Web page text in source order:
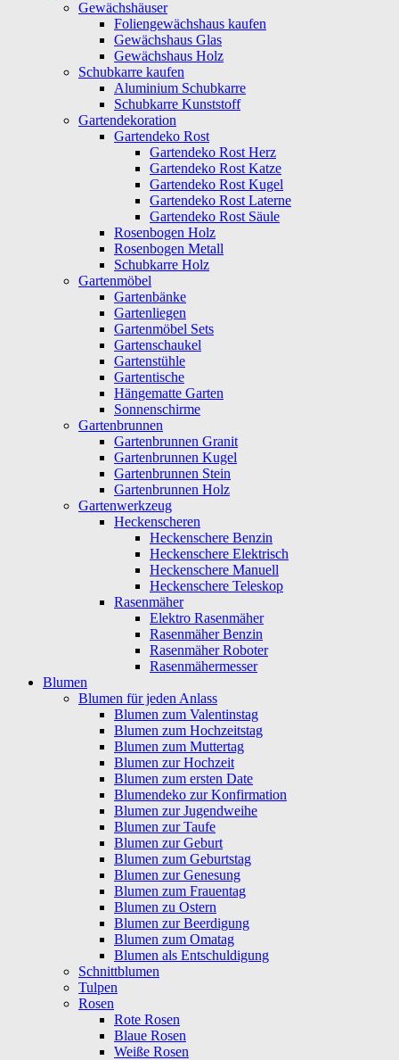
Gewächshäuser
Foliengewächshaus kaufen
Gewächshaus Glas
Gewächshaus Holz
Schubkarre kaufen
Aluminium Schubkarre
Schubkarre Kunststoff
Gartendekoration
Gartendeko Rost
Gartendeko Rost Herz
Gartendeko Rost Katze
Gartendeko Rost Kugel
Gartendeko Rost Laterne
Gartendeko Rost Säule
Rosenbogen Holz
Rosenbogen Metall
Schubkarre Holz
Gartenmöbel
Gartenbänke
Gartenliegen
Gartenmöbel Sets
Gartenschaukel
Gartenstühle
Gartentische
Hängematte Garten
Sonnenschirme
Gartenbrunnen
Gartenbrunnen Granit
Gartenbrunnen Kugel
Gartenbrunnen Stein
Gartenbrunnen Holz
Gartenwerkzeug
Heckenscheren
Heckenschere Benzin
Heckenschere Elektrisch
Heckenschere Manuell
Heckenschere Teleskop
Rasenmäher
Elektro Rasenmäher
Rasenmäher Benzin
Rasenmäher Roboter
Rasenmähermesser
Blumen
Blumen für jeden Anlass
Blumen zum Valentinstag
Blumen zum Hochzeitstag
Blumen zum Muttertag
Blumen zur Hochzeit
Blumen zum ersten Date
Blumendeko zur Konfirmation
Blumen zur Jugendweihe
Blumen zur Taufe
Blumen zur Geburt
Blumen zum Geburtstag
Blumen zur Genesung
Blumen zum Frauentag
Blumen zu Ostern
Blumen zur Beerdigung
Blumen zum Omatag
Blumen als Entschuldigung
Schnittblumen
Tulpen
Rosen
Rote Rosen
Blaue Rosen
Weiße Rosen